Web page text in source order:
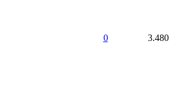
0 3.480